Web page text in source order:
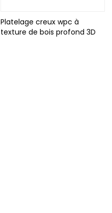
Platelage creux wpc à
texture de bois profond 3D